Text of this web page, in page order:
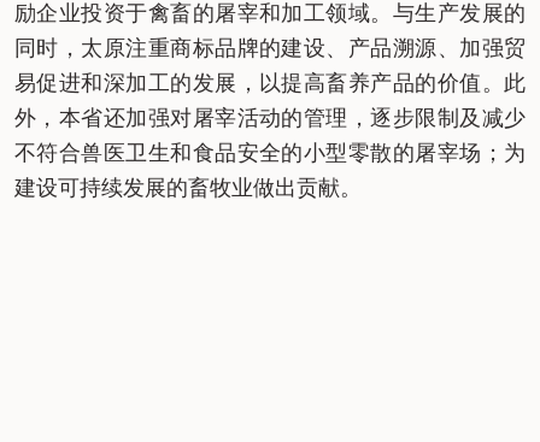
励企业投资于禽畜的屠宰和加工领域。与生产发展的
同时，太原注重商标品牌的建设、产品溯源、加强贸
易促进和深加工的发展，以提高畜养产品的价值。此
外，本省还加强对屠宰活动的管理，逐步限制及减少
不符合兽医卫生和食品安全的小型零散的屠宰场；为
建设可持续发展的畜牧业做出贡献。